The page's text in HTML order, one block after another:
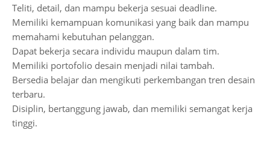
Teliti, detail, dan mampu bekerja sesuai deadline.
Memiliki kemampuan komunikasi yang baik dan mampu
memahami kebutuhan pelanggan.
Dapat bekerja secara individu maupun dalam tim.
Memiliki portofolio desain menjadi nilai tambah.
Bersedia belajar dan mengikuti perkembangan tren desain
terbaru.
Disiplin, bertanggung jawab, dan memiliki semangat kerja
tinggi.